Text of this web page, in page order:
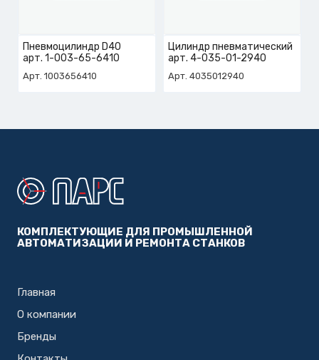
Пневмоцилиндр D40
арт. 1-003-65-6410
Арт. 1003656410
Цилиндр пневматический
арт. 4-035-01-2940
Арт. 4035012940
КОМПЛЕКТУЮЩИЕ ДЛЯ ПРОМЫШЛЕННОЙ
АВТОМАТИЗАЦИИ И РЕМОНТА СТАНКОВ
Главная
О компании
Бренды